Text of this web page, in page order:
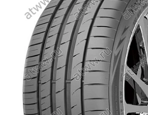
диски
диски